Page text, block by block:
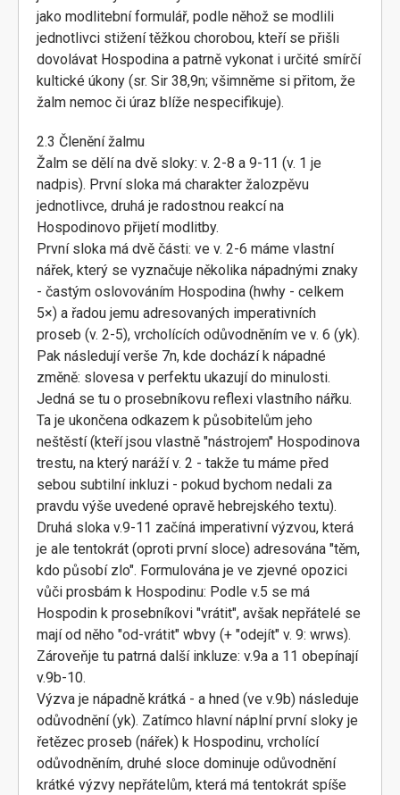
jako modlitební formulář, podle něhož se modlili
jednotlivci stižení těžkou chorobou, kteří se přišli
dovolávat Hospodina a patrně vykonat i určité smírčí
kultické úkony (sr. Sir 38,9n; všimněme si přitom, že
žalm nemoc či úraz blíže nespecifikuje).
2.3 Členění žalmu
Žalm se dělí na dvě sloky: v. 2-8 a 9-11 (v. 1 je
nadpis). První sloka má charakter žalozpěvu
jednotlivce, druhá je radostnou reakcí na
Hospodinovo přijetí modlitby.
První sloka má dvě části: ve v. 2-6 máme vlastní
nářek, který se vyznačuje několika nápadnými znaky
- častým oslovováním Hospodina (hwhy - celkem
5×) a řadou jemu adresovaných imperativních
proseb (v. 2-5), vrcholících odůvodněním ve v. 6 (yk).
Pak následují verše 7n, kde dochází k nápadné
změně: slovesa v perfektu ukazují do minulosti.
Jedná se tu o prosebníkovu reflexi vlastního nářku.
Ta je ukončena odkazem k působitelům jeho
neštěstí (kteří jsou vlastně "nástrojem" Hospodinova
trestu, na který naráží v. 2 - takže tu máme před
sebou subtilní inkluzi - pokud bychom nedali za
pravdu výše uvedené opravě hebrejského textu).
Druhá sloka v.9-11 začíná imperativní výzvou, která
je ale tentokrát (oproti první sloce) adresována "těm,
kdo působí zlo". Formulována je ve zjevné opozici
vůči prosbám k Hospodinu: Podle v.5 se má
Hospodin k prosebníkovi "vrátit", avšak nepřátelé se
mají od něho "od-vrátit" wbvy (+ "odejít" v. 9: wrws).
Zároveňje tu patrná další inkluze: v.9a a 11 obepínají
v.9b-10.
Výzva je nápadně krátká - a hned (ve v.9b) následuje
odůvodnění (yk). Zatímco hlavní náplní první sloky je
řetězec proseb (nářek) k Hospodinu, vrcholící
odůvodněním, druhé sloce dominuje odůvodnění
krátké výzvy nepřátelům, která má tentokrát spíše